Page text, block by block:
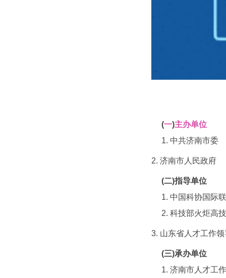
(一)主办单位
1. 中共济南市委
2. 济南市人民政府
(二)指导单位
1. 中国科协国际
2. 科技部火炬高
3. 山东省人才工作
(三)承办单位
1. 济南市人才工